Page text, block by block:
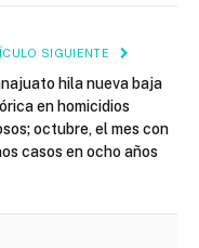
SIGUIENTE
hila nueva baja
en homicidios
octubre, el mes con
casos en ocho años